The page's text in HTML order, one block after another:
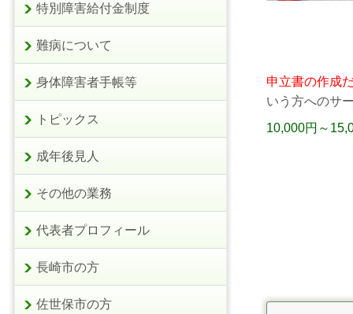
申立書の作成
いう方へのサ
10,000円～
特別障害給付金制度
難病について
身体障害者手帳等
トピックス
成年後見人
その他の業務
代表者プロフィール
長崎市の方
佐世保市の方